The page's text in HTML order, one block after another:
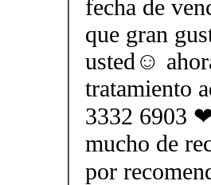
fecha de
que gran
usted☺
tratamiento
3332 6903
mucho de
por